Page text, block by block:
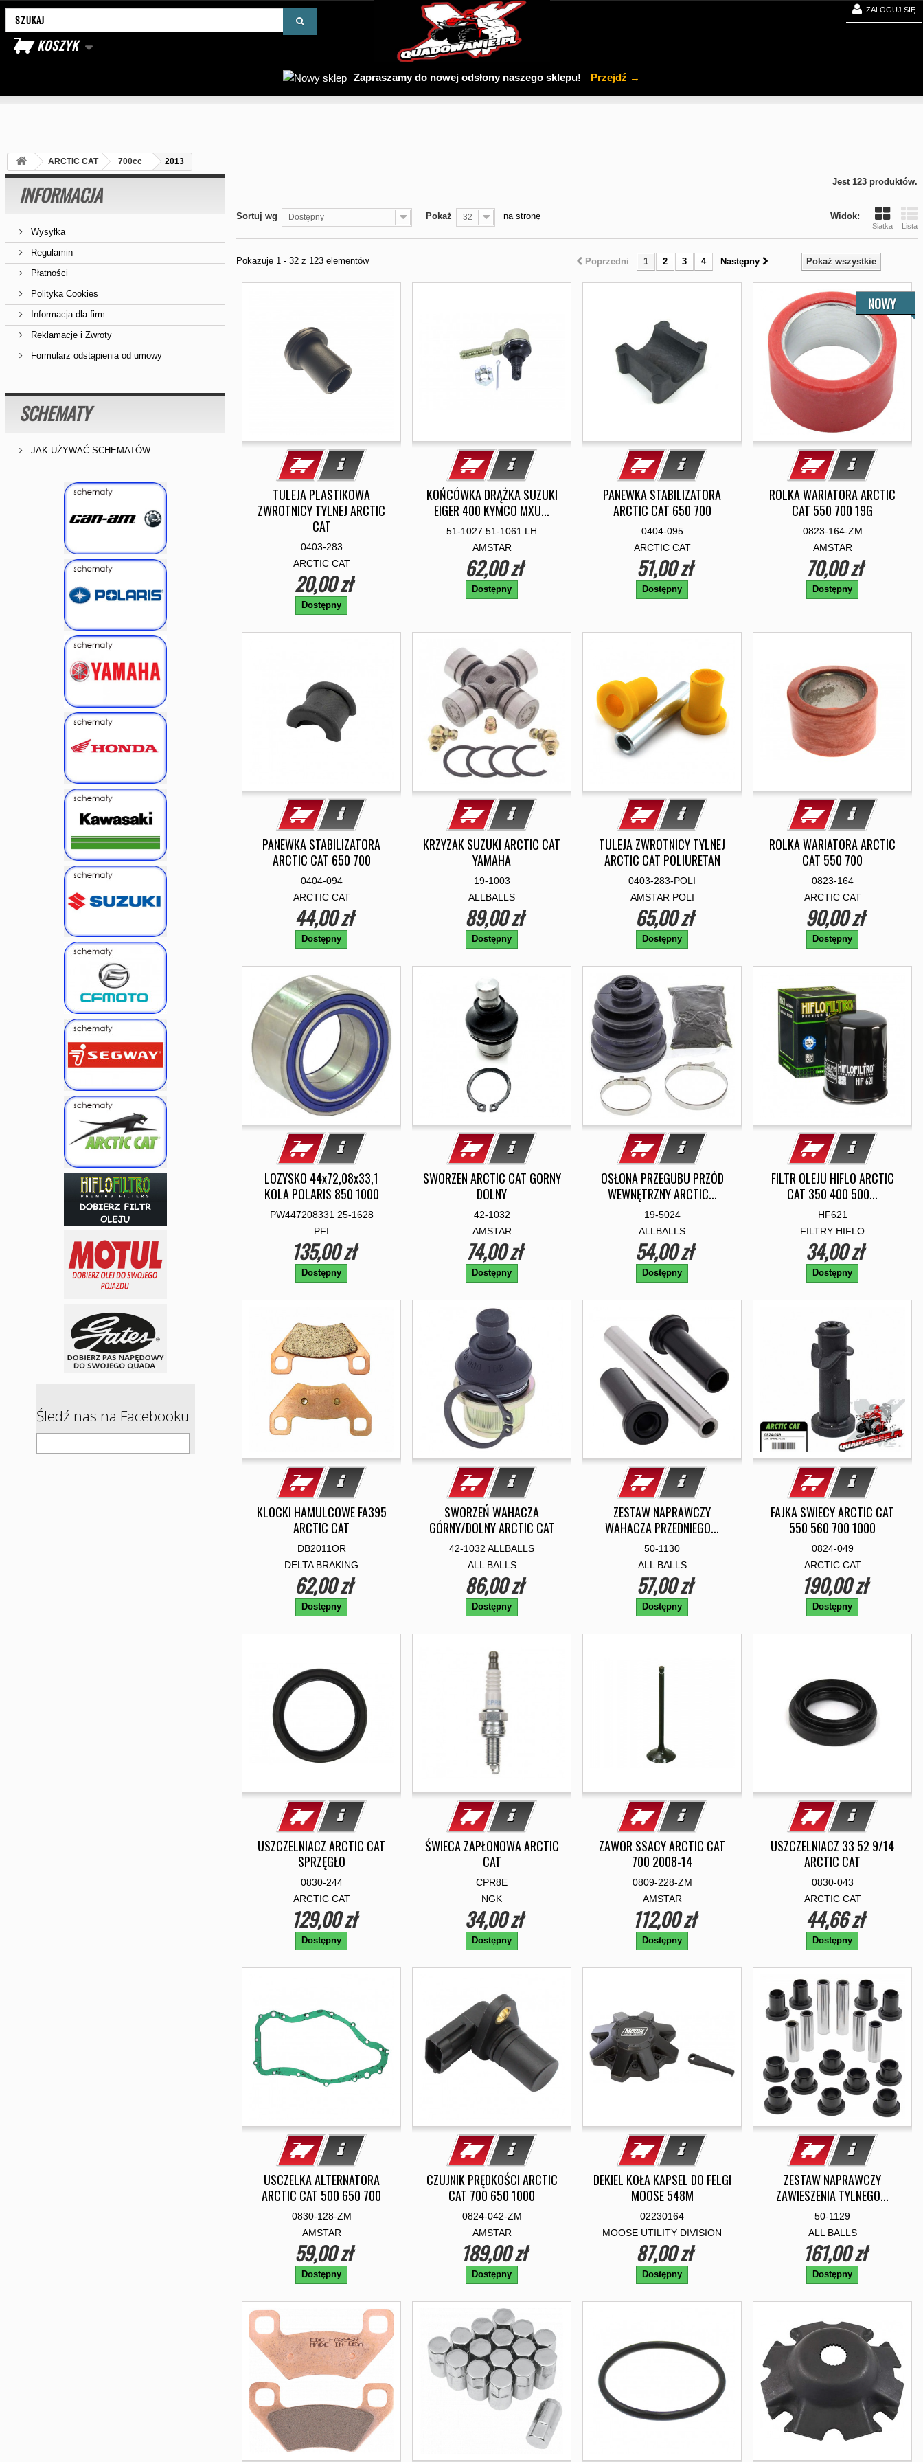
ZALOGUJ SIĘ
Zapraszamy do nowej odsłony naszego sklepu! Przejdź →
KOSZYK
Wyszukaj produkt
ARCTIC CAT 700cc 2013
INFORMACJA
Wysyłka
Regulamin
Płatności
Polityka Cookies
Informacja dla firm
Reklamacje i Zwroty
Formularz odstąpienia od umowy
SCHEMATY
JAK UŻYWAĆ SCHEMATÓW
Śledź nas na Facebooku
Jest 123 produktów.
Widok:
Siatka Lista
Sortuj wg Dostępny Pokaż 32 na stronę
Pokaż wszystkie
Poprzedni 1 2 3 4 Następny
Pokazuje 1 - 32 z 123 elementów
TULEJA PLASTIKOWA
ZWROTNICY TYLNEJ ARCTIC
CAT
0403-283
ARCTIC CAT
20,00 zł
Dostępny
KOŃCÓWKA DRĄŻKA SUZUKI
EIGER 400 KYMCO MXU...
51-1027 51-1061 LH
AMSTAR
62,00 zł
Dostępny
PANEWKA STABILIZATORA
ARCTIC CAT 650 700
0404-095
ARCTIC CAT
51,00 zł
Dostępny
NOWY
ROLKA WARIATORA ARCTIC
CAT 550 700 19G
0823-164-ZM
AMSTAR
70,00 zł
Dostępny
PANEWKA STABILIZATORA
ARCTIC CAT 650 700
0404-094
ARCTIC CAT
44,00 zł
Dostępny
KRZYZAK SUZUKI ARCTIC CAT
YAMAHA
19-1003
ALLBALLS
89,00 zł
Dostępny
TULEJA ZWROTNICY TYLNEJ
ARCTIC CAT POLIURETAN
0403-283-POLI
AMSTAR POLI
65,00 zł
Dostępny
ROLKA WARIATORA ARCTIC
CAT 550 700
0823-164
ARCTIC CAT
90,00 zł
Dostępny
LOZYSKO 44x72,08x33,1
KOLA POLARIS 850 1000
PW447208331 25-1628
PFI
135,00 zł
Dostępny
SWORZEN ARCTIC CAT GORNY
DOLNY
42-1032
AMSTAR
74,00 zł
Dostępny
OSŁONA PRZEGUBU PRZÓD
WEWNĘTRZNY ARCTIC...
19-5024
ALLBALLS
54,00 zł
Dostępny
FILTR OLEJU HIFLO ARCTIC
CAT 350 400 500...
HF621
FILTRY HIFLO
34,00 zł
Dostępny
KLOCKI HAMULCOWE FA395
ARCTIC CAT
DB2011OR
DELTA BRAKING
62,00 zł
Dostępny
SWORZEŃ WAHACZA
GÓRNY/DOLNY ARCTIC CAT
42-1032 ALLBALLS
ALL BALLS
86,00 zł
Dostępny
ZESTAW NAPRAWCZY
WAHACZA PRZEDNIEGO...
50-1130
ALL BALLS
57,00 zł
Dostępny
FAJKA SWIECY ARCTIC CAT
550 560 700 1000
0824-049
ARCTIC CAT
190,00 zł
Dostępny
USZCZELNIACZ ARCTIC CAT
SPRZĘGŁO
0830-244
ARCTIC CAT
129,00 zł
Dostępny
ŚWIECA ZAPŁONOWA ARCTIC
CAT
CPR8E
NGK
34,00 zł
Dostępny
ZAWOR SSACY ARCTIC CAT
700 2008-14
0809-228-ZM
AMSTAR
112,00 zł
Dostępny
USZCZELNIACZ 33 52 9/14
ARCTIC CAT
0830-043
ARCTIC CAT
44,66 zł
Dostępny
USCZELKA ALTERNATORA
ARCTIC CAT 500 650 700
0830-128-ZM
AMSTAR
59,00 zł
Dostępny
CZUJNIK PRĘDKOŚCI ARCTIC
CAT 700 650 1000
0824-042-ZM
AMSTAR
189,00 zł
Dostępny
DEKIEL KOŁA KAPSEL DO FELGI
MOOSE 548M
02230164
MOOSE UTILITY DIVISION
87,00 zł
Dostępny
ZESTAW NAPRAWCZY
ZAWIESZENIA TYLNEGO...
50-1129
ALL BALLS
161,00 zł
Dostępny